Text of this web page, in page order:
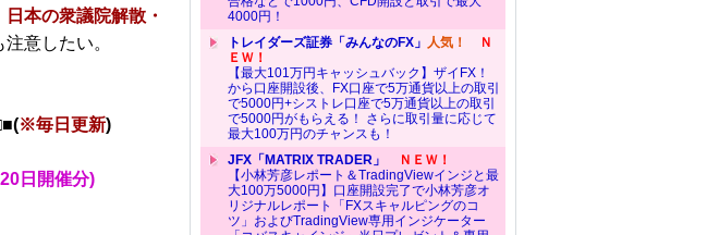
日本の衆議院解散・
注意したい。
※毎日更新)
日開催分)
4000円！
トレイダーズ証券「みんなのFX」 人気！
Ｎ
ＥＷ！
【最大101万円キャッシュバック】ザイFX！
から口座開設後、FX口座で5万通貨以上の取引
で5000円+シストレ口座で5万通貨以上の取引
で5000円がもらえる！ さらに取引量に応じて
最大100万円のチャンスも！
JFX「MATRIX TRADER」
ＮＥＷ！
【小林芳彦レポート＆TradingViewインジと最
大100万5000円】口座開設完了で小林芳彦オ
リジナルレポート「FXスキャルピングのコ
ツ」およびTradingView専用インジケーター